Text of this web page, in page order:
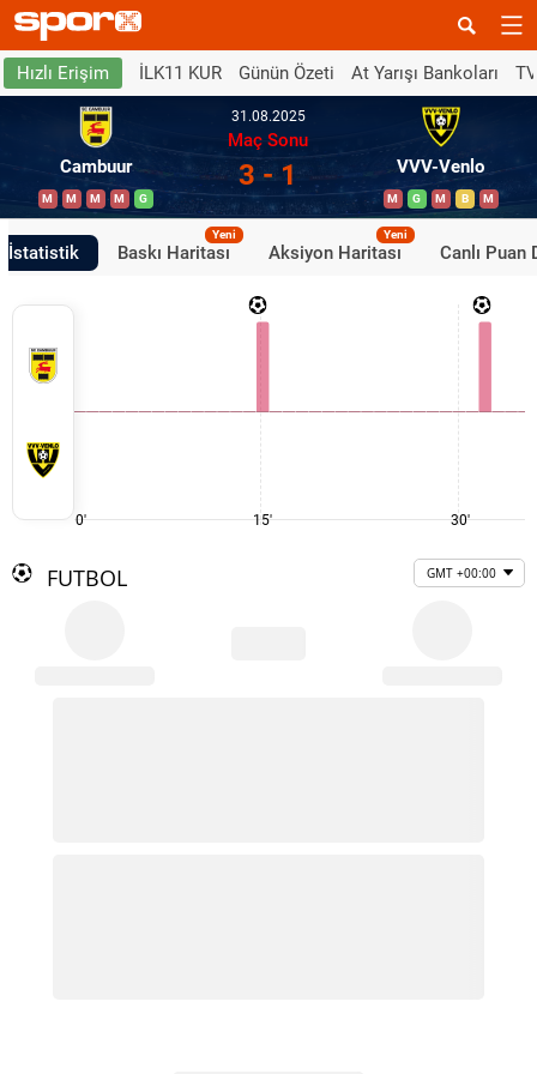
Hızlı Erişim İLK11 KUR Günün Özeti At Yarışı Bankoları
Cambuur
M M M M G
31.08.2025
Maç Sonu
3 - 1 VVV-Venlo
M G M B M
İstatistik Baskı Haritası
Yeni
Aksiyon Haritası
Yeni
Canlı Puan
0' 15' 30'
FUTBOL GMT +00:00